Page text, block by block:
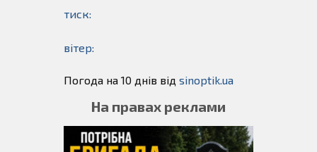
тиск:
вітер:
Погода на 10 днів від sinoptik.ua
На правах реклами